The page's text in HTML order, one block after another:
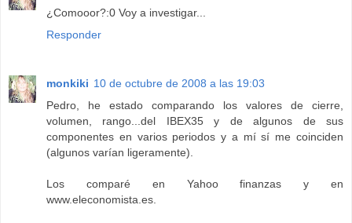
¿Comooor?:0 Voy a investigar...
Responder
monkiki 10 de octubre de 2008 a las 19:03
Pedro, he estado comparando los valores de cierre,
volumen, rango...del IBEX35 y de algunos de sus
componentes en varios periodos y a mí sí me coinciden
(algunos varían ligeramente).
Los comparé en Yahoo finanzas y en
www.eleconomista.es.